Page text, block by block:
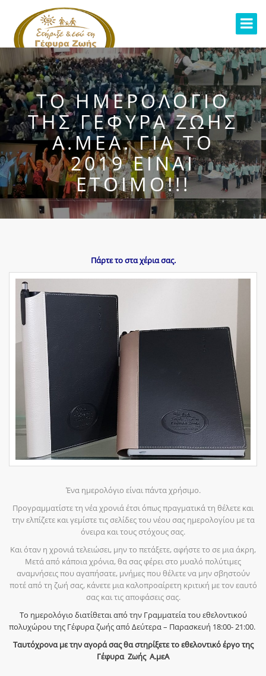
ΤΟ ΗΜΕΡΟΛΌΓΙΟ
ΤΗΣ ΓΈΦΥΡΑ ΖΩΉΣ
Α.ΜΕΑ. ΓΙΑ ΤΟ
2019 ΕΊΝΑΙ
ΈΤΟΙΜΟ!!!
Πάρτε το στα χέρια σας.
Ένα ημερολόγιο είναι πάντα χρήσιμο.
Προγραμματίστε τη νέα χρονιά έτσι όπως πραγματικά τη θέλετε και
την ελπίζετε και γεμίστε τις σελίδες του νέου σας ημερολογίου με τα
όνειρα και τους στόχους σας.
Και όταν η χρονιά τελειώσει, μην το πετάξετε, αφήστε το σε μια άκρη,
Μετά από κάποια χρόνια, θα σας φέρει στο μυαλό πολύτιμες
αναμνήσεις που αγαπήσατε, μνήμες που θέλετε να μην σβηστούν
ποτέ από τη ζωή σας, κάνετε μια καλοπροαίρετη κριτική με τον εαυτό
σας και τις αποφάσεις σας.
Το ημερολόγιο διατίθεται από την Γραμματεία του εθελοντικού
πολυχώρου της Γέφυρα ζωής από Δεύτερα – Παρασκευή 18:00- 21:00.
Ταυτόχρονα με την αγορά σας θα στηρίξετε το εθελοντικό έργο της
Γέφυρα Ζωής Α.μεΑ